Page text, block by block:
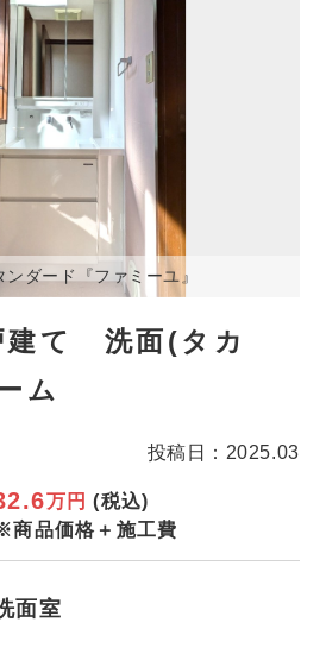
ンダード『ファミーユ』
建て 洗面(タカ
ム
投稿日：2025.03
万円 (税込)
商品価格＋施工費
面室